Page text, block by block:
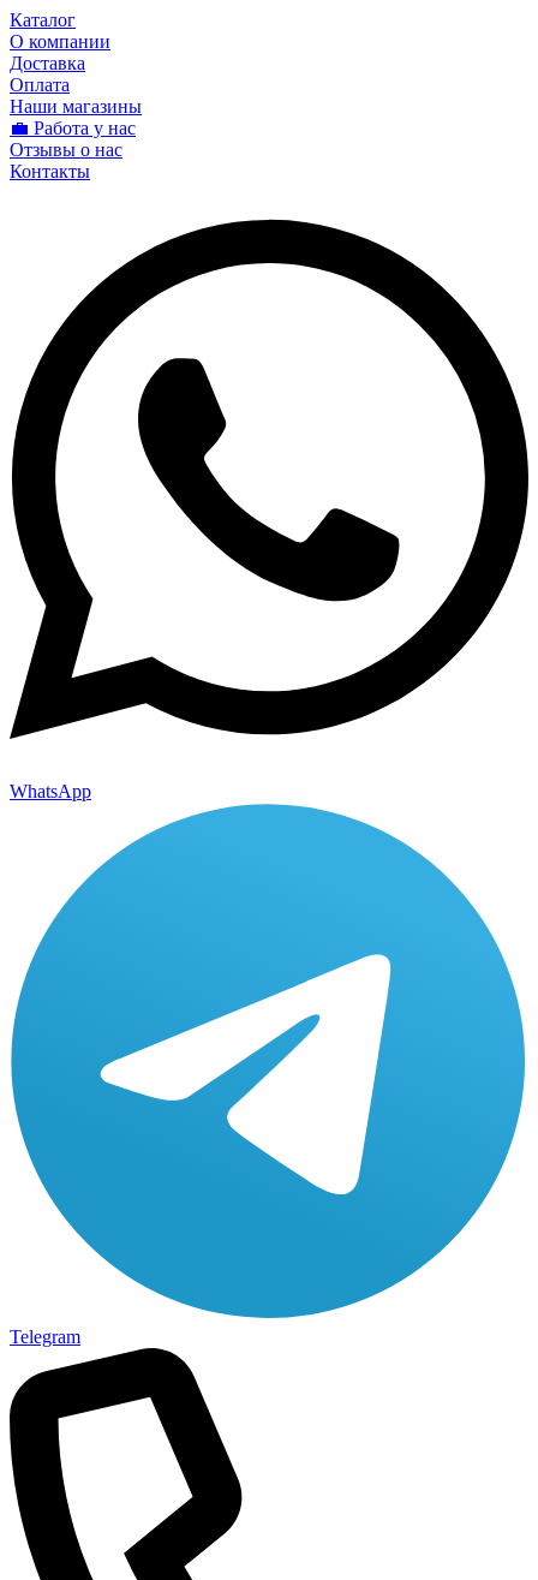
Каталог
О компании
Доставка
Оплата
Наши магазины
💼 Работа у нас
Отзывы о нас
Контакты
WhatsApp
Telegram